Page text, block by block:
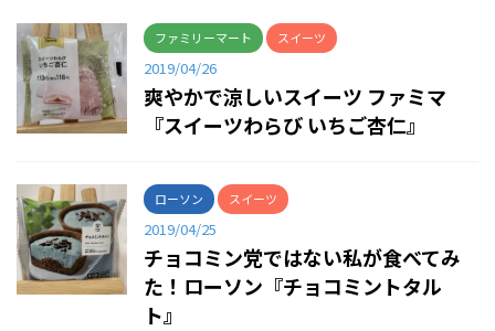
ファミリーマート スイーツ
2019/04/26
爽やかで涼しいスイーツ ファミマ
『スイーツわらび いちご杏仁』
ローソン スイーツ
2019/04/25
チョコミン党ではない私が食べてみ
た！ローソン『チョコミントタル
ト』